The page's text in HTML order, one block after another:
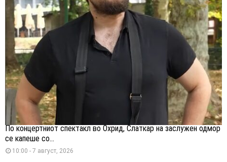
По концертниот спектакл во Охрид, Слаткар на заслужен одмор
се капеше со...
10:00 - 7 август, 2026